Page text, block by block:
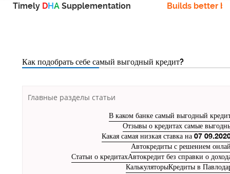
Timely DHA Supplementation Builds better
Как подобрать себе самый выгодный кредит?
Главные разделы статьи
В каком банке самый выгодный
Отзывы о кредитах самые
Какая самая низкая ставка на 07
Автокредиты с решением
Автокредит без справки о
Статьи о кредитах
Кредиты в
Калькуляторы